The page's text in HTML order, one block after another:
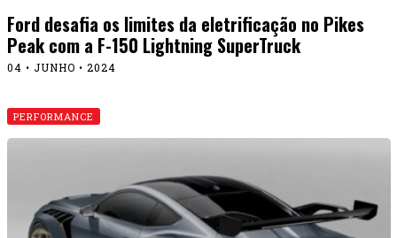
Ford desafia os limites da eletrificação no Pikes
Peak com a F-150 Lightning SuperTruck
04 • JUNHO • 2024
PERFORMANCE